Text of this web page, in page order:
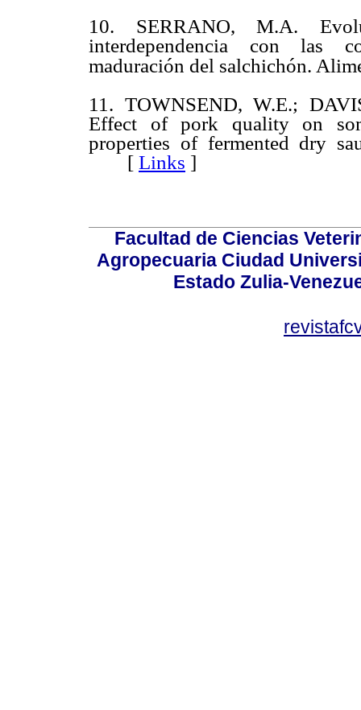
10. SERRANO, M.A.
interdependencia con las
maduración del salchichón.
11. TOWNSEND, W.E.;
Effect of pork quality on
properties of fermented dry
[ Links ]
Facultad de Ciencias
Agropecuaria Ciudad
Estado Zulia-